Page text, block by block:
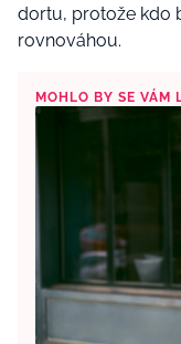
dortu, protože kdo
rovnováhou.
MOHLO BY SE VÁM